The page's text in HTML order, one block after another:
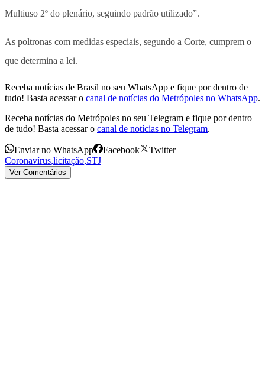
Multiuso 2º do plenário, seguindo padrão utilizado”.
As poltronas com medidas especiais, segundo a Corte, cumprem o
que determina a lei.
Receba notícias de Brasil no seu WhatsApp e fique por dentro de
tudo! Basta acessar o canal de notícias do Metrópoles no WhatsApp.
Receba notícias do Metrópoles no seu Telegram e fique por dentro
de tudo! Basta acessar o canal de notícias no Telegram.
Enviar no WhatsApp Facebook
Twitter
Coronavírus,licitação,STJ
Ver Comentários